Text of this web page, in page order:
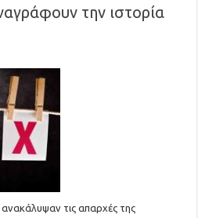
την ιστορία
ανακάλυψαν τις απαρχές της